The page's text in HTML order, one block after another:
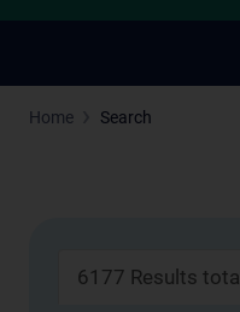
Home Search
6177 Results total